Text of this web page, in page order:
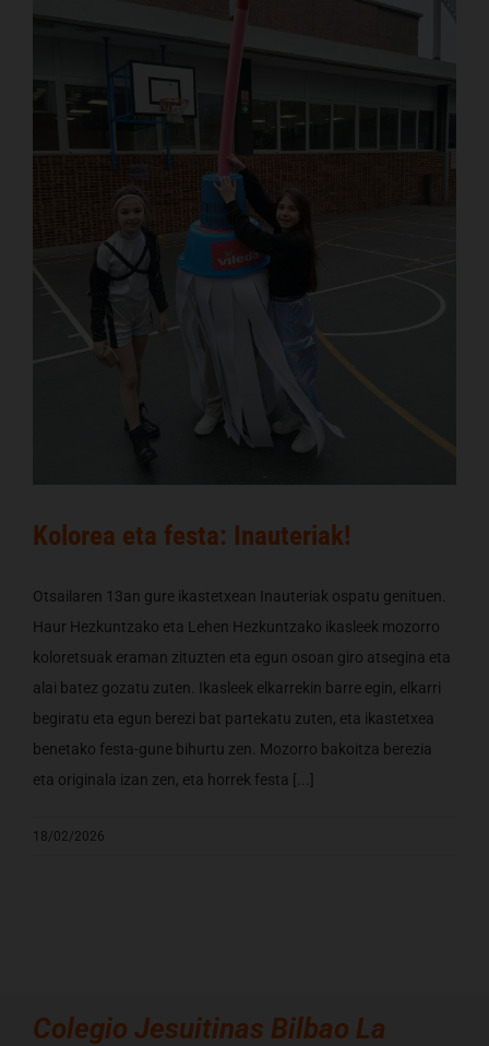
Kolorea eta festa: Inauteriak!
Otsailaren 13an gure ikastetxean Inauteriak ospatu genituen.
Haur Hezkuntzako eta Lehen Hezkuntzako ikasleek mozorro
koloretsuak eraman zituzten eta egun osoan giro atsegina eta
alai batez gozatu zuten. Ikasleek elkarrekin barre egin, elkarri
begiratu eta egun berezi bat partekatu zuten, eta ikastetxea
benetako festa-gune bihurtu zen. Mozorro bakoitza berezia
eta originala izan zen, eta horrek festa [...]
18/02/2026
Colegio Jesuitinas Bilbao La